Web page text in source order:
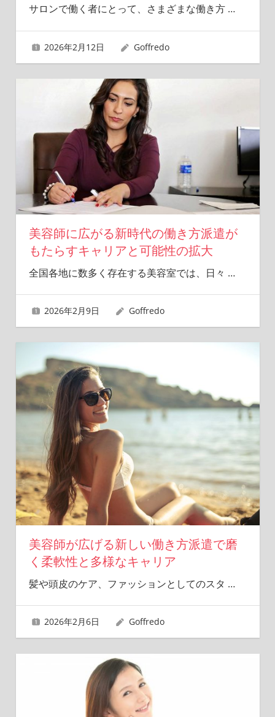
サロンで働く者にとって、さまざまな働き方 …
2026年2月12日 Goffredo
美容師に広がる新時代の働き方派遣が
もたらすキャリアと可能性の拡大
全国各地に数多く存在する美容室では、日々 …
2026年2月9日 Goffredo
美容師が広げる新しい働き方派遣で磨
く柔軟性と多様なキャリア
髪や頭皮のケア、ファッションとしてのスタ …
2026年2月6日 Goffredo